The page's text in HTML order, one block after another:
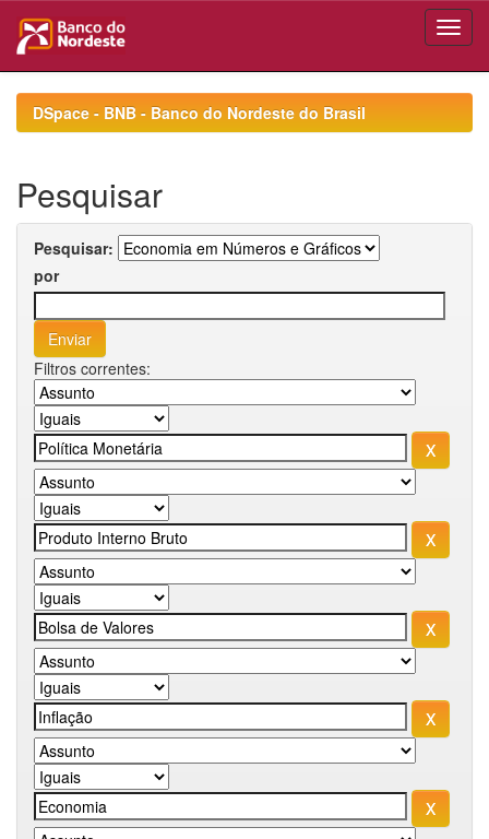
navigationDSpace - BNB - Banco do Nordeste do Brasil
Pesquisar
Pesquisar:
por
Filtros correntes: